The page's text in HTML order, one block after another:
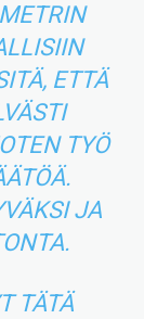
ETTÄ
TYÖ
JA
TÄTÄ